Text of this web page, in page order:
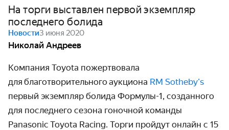
На торги выставлен первой экземпляр
последнего болида
Новости3 июня 2020
Николай Андреев
Компания Toyota пожертвовала
для благотворительного аукциона RM Sotheby's
первый экземпляр болида Формулы-1, созданного
для последнего сезона гоночной команды
Panasonic Toyota Racing. Торги пройдут онлайн с 15